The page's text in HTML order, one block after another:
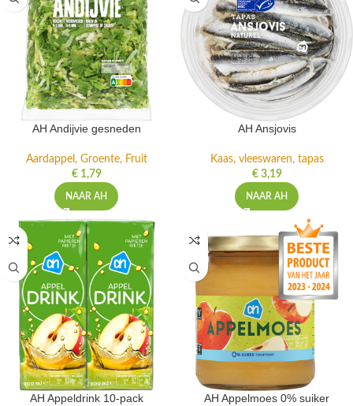
AH Andijvie gesneden
Aardappel, Groente, Fruit
€1,79
NAAR AH
AH Ansjovis
Kaas, vleeswaren, tapas
€3,19
NAAR AH
AH Appeldrink 10-pack
AH Appelmoes 0% suiker